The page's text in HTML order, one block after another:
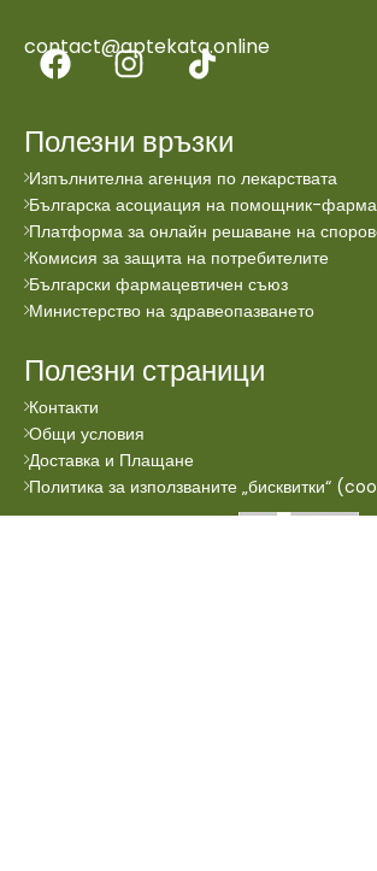
contact@aptekata.online
Полезни връзки
Изпълнителна агенция по лекарствата
Българска асоциация на помощник-
Платформа за онлайн решаване на
Комисия за защита на потребителите
Български фармацевтичен съюз
Министерство на здравеопазването
Полезни страници
Контакти
Общи условия
Доставка и Плащане
Политика за използваните „бисквитки“